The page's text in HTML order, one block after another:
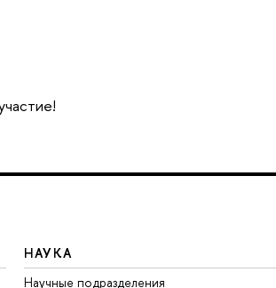
НАУКА
Научные подразделения